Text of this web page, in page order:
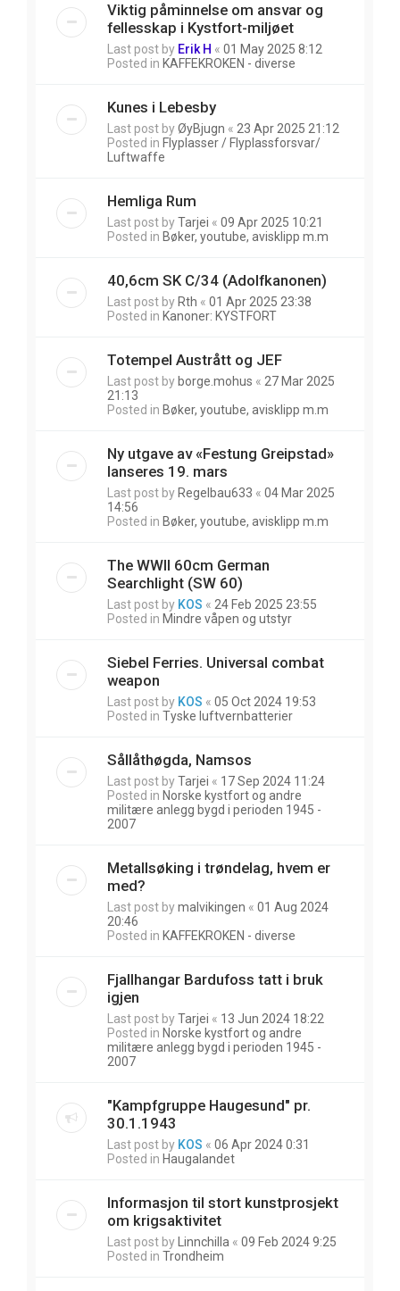
Viktig påminnelse om ansvar og
fellesskap i Kystfort-miljøet
Last post by Erik H « 01 May 2025 8:12
Posted in KAFFEKROKEN - diverse
Kunes i Lebesby
Last post byØyBjugn « 23 Apr 2025 21:12
Posted in Flyplasser / Flyplassforsvar/
Luftwaffe
Hemliga Rum
Last post byTarjei « 09 Apr 2025 10:21
Posted in Bøker, youtube, avisklipp m.m
40,6cm SK C/34 (Adolfkanonen)
Last post by Rth « 01 Apr 2025 23:38
Posted in Kanoner: KYSTFORT
Totempel Austrått og JEF
Last post by borge.mohus « 27 Mar 2025
21:13
Posted in Bøker, youtube, avisklipp m.m
Ny utgave av «Festung Greipstad»
lanseres 19. mars
Last post by Regelbau633 « 04 Mar 2025
14:56
Posted in Bøker, youtube, avisklipp m.m
The WWII 60cm German
Searchlight (SW 60)
Last post by KOS « 24 Feb 2025 23:55
Posted in Mindre våpen og utstyr
Siebel Ferries. Universal combat
weapon
Last post by KOS « 05 Oct 2024 19:53
Posted in Tyske luftvernbatterier
Sållåthøgda, Namsos
Last post byTarjei « 17 Sep 2024 11:24
Posted in Norske kystfort og andre
militære anlegg bygd i perioden 1945 -
2007
Metallsøking i trøndelag, hvem er
med?
Last post bymalvikingen « 01 Aug 2024
20:46
Posted in KAFFEKROKEN - diverse
Fjallhangar Bardufoss tatt i bruk
igjen
Last post byTarjei « 13 Jun 2024 18:22
Posted in Norske kystfort og andre
militære anlegg bygd i perioden 1945 -
2007
"Kampfgruppe Haugesund" pr.
30.1.1943
Last post by KOS « 06 Apr 2024 0:31
Posted in Haugalandet
Informasjon til stort kunstprosjekt
om krigsaktivitet
Last post by Linnchilla « 09 Feb 2024 9:25
Posted in Trondheim